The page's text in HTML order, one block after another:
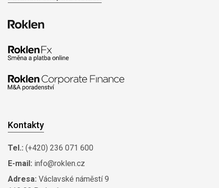
Kontakty
Tel.: (+420) 236 071 600
E-mail: info@roklen.cz
Adresa: Václavské náměstí 9